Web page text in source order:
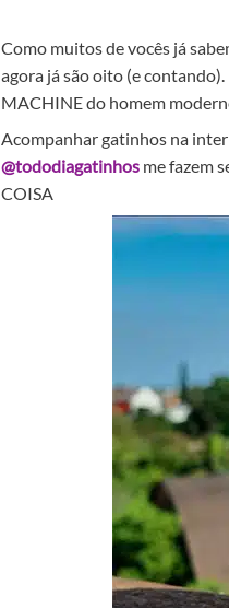
Como muitos de vocês já
agora já são oito (e
MACHINE do homem
Acompanhar gatinhos na
@tododiagatinhos me fazem
COISA